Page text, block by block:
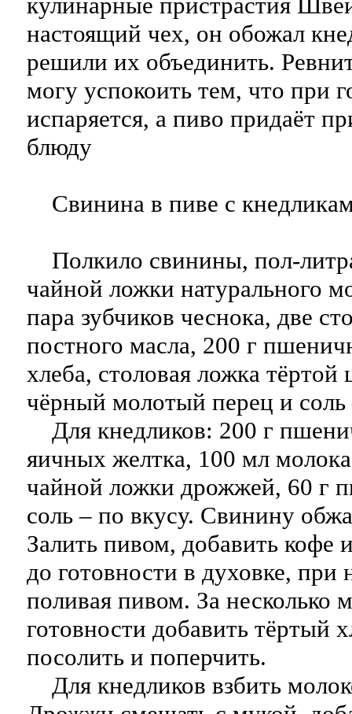
настоящий чех, он обожал
решили их объединить.
могу успокоить тем, что при
испаряется, а пиво придаёт
блюду
Свинина в пиве с
Полкило свинины, пол-
чайной ложки натурального
пара зубчиков чеснока, две
постного масла, 200 г
хлеба, столовая ложка
чёрный молотый перец и соль
Для кнедликов: 200 г
яичных желтка, 100 мл
чайной ложки дрожжей, 60 г
соль – по вкусу. Свинину
Залить пивом, добавить кофе
до готовности в духовке, при
поливая пивом. За несколько
готовности добавить тёртый
посолить и поперчить.
Для кнедликов взбить